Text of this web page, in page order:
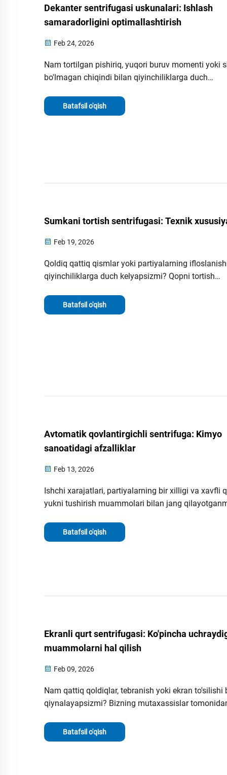
Dekanter sentrifugasi uskunalari: Ishlash
samaradorligini optimallashtirish
Feb 24, 2026
Nam tortilgan pishiriq, yuqori buruv momenti yoki
bo'lmagan chiqindi bilan qiyinchiliklarga duch
chuqurligigacha bo'lgan 6 ta maydonda sinab
dekanter sentrifugasi optimallashtirish usullarini
Batafsil o'qish
Sumkani tortish sentrifugasi: Texnik
Feb 19, 2026
Qoldiq qattiq qismlar yoki partiyalarning
qiyinchiliklarga duch kelyapsizmi? Qopni tortish
sebetcha o‘lchami, G-kuchi, filtr maydoni va
oching. Ajratish jarayoningizni hozir
Batafsil o'qish
Avtomatik qovlantirgichli sentrifuga: Kimyo
sanoatidagi afzalliklar
Feb 13, 2026
Ishchi xarajatlari, partiyalarning bir xilligi va xavfli
yukni tushirish muammolari bilan jang
jarayonlarida xavfsizlikni, bir xillikni va foydalanish
darajasini (ROI) qanday oshirishini bilib oling.
Batafsil o'qish
Ekranli qurt sentrifugasi: Ko'pincha
muammolarni hal qilish
Feb 09, 2026
Nam qattiq qoldiqlar, tebranish yoki ekran to'silishi
qiynalayapsizmi? Bizning mutaxassislar
sizga 5 ta eng ko'p uchraydigan ekranli qurt
muammolarini tezda va amaliy usullar bilan hal
Batafsil o'qish